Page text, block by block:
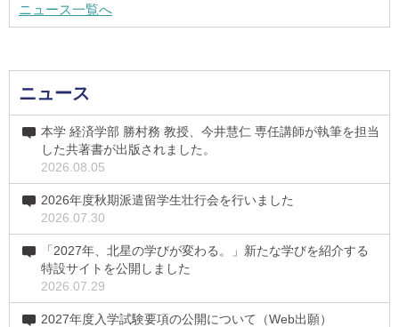
ニュース一覧へ
ニュース
本学 経済学部 勝村務 教授、今井慧仁 専任講師が執筆を担当
した共著書が出版されました。
2026.08.05
2026年度秋期派遣留学生壮行会を行いました
2026.07.30
「2027年、北星の学びが変わる。」新たな学びを紹介する
特設サイトを公開しました
2026.07.29
2027年度入学試験要項の公開について（Web出願）